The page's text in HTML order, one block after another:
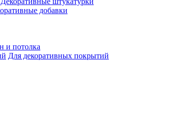
добавки
и потолка
Для декоративных покрытий